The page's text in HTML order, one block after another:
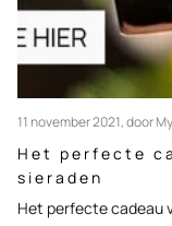
11 november 2021, door
Het perfecte
sieraden
Het perfecte cadeau